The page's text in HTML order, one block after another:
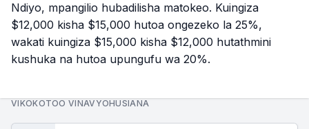
Ndiyo, mpangilio hubadilisha matokeo. Kuingiza
$12,000 kisha $15,000 hutoa ongezeko la 25%,
wakati kuingiza $15,000 kisha $12,000 hutathmini
kushuka na hutoa upungufu wa 20%.
VIKOKOTOO VINAVYOHUSIANA